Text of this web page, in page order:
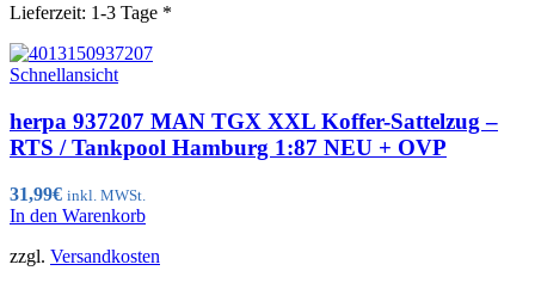
Lieferzeit: 1-3 Tage *
Schnellansicht
herpa 937207 MAN TGX XXL Koffer-Sattelzug –
RTS / Tankpool Hamburg 1:87 NEU + OVP
31,99€ inkl. MWSt.
In den Warenkorb
zzgl. Versandkosten